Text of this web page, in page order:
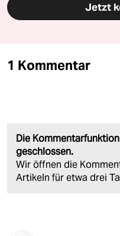
Jetzt
1 Kommentar
Die
geschlossen.
Wir öffnen die
Artikeln für etwa drei